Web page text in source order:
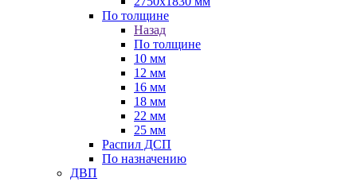
По толщине
Назад
По толщине
10 мм
12 мм
16 мм
18 мм
22 мм
25 мм
Распил ДСП
По назначению
ДВП